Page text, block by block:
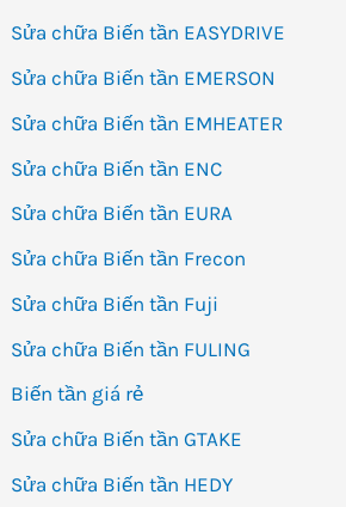
Sửa chữa Biến tần EASYDRIVE
Sửa chữa Biến tần EMERSON
Sửa chữa Biến tần EMHEATER
Sửa chữa Biến tần ENC
Sửa chữa Biến tần EURA
Sửa chữa Biến tần Frecon
Sửa chữa Biến tần Fuji
Sửa chữa Biến tần FULING
Biến tần giá rẻ
Sửa chữa Biến tần GTAKE
Sửa chữa Biến tần HEDY